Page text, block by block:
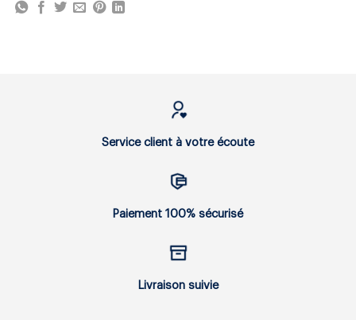
Service client à votre écoute
Paiement 100% sécurisé
Livraison suivie